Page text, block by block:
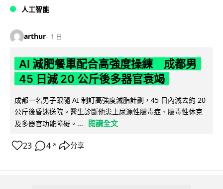
人工智能
arthur 1 日
AI 減肥餐單配合高強度操練 成都男
45 日減 20 公斤後多器官衰竭
成都一名男子跟隨 AI 制訂高強度減脂計劃，45 日內減去約 20
公斤後昏迷送院。醫生診斷他患上尿源性膿毒症、膿毒性休克
及多器官功能障礙。...
閱讀全文
23 4 ↗ 分享